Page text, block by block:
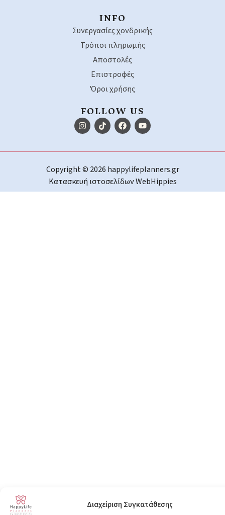
Διαχείριση Συγκατάθεσης
INFO
Συνεργασίες χονδρικής
Τρόποι πληρωμής
Αποστολές
Επιστροφές
Όροι χρήσης
FOLLOW US
Copyright © 2026 happylifeplanners.gr
Κατασκευή ιστοσελίδωνWebHippies